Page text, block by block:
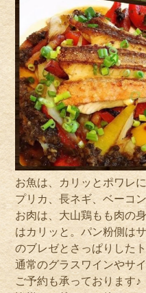
お魚は、カリッとポワレ
プリカ、長ネギ、ベーコ
お肉は、大山鶏もも肉の
はカリッと。パン粉側は
のブレゼとさっぱりした
通常のグラスワインやサ
ご予約も承っております♪